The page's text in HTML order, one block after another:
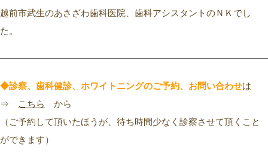
越前市武生のあさざわ歯科医院、歯科アシスタントのＮＫでし
た。
◆診察、歯科健診、ホワイトニングのご予約、お問い合わせは
⇒ こちら から
（ご予約して頂いたほうが、待ち時間少なく診察させて頂くこと
ができます）